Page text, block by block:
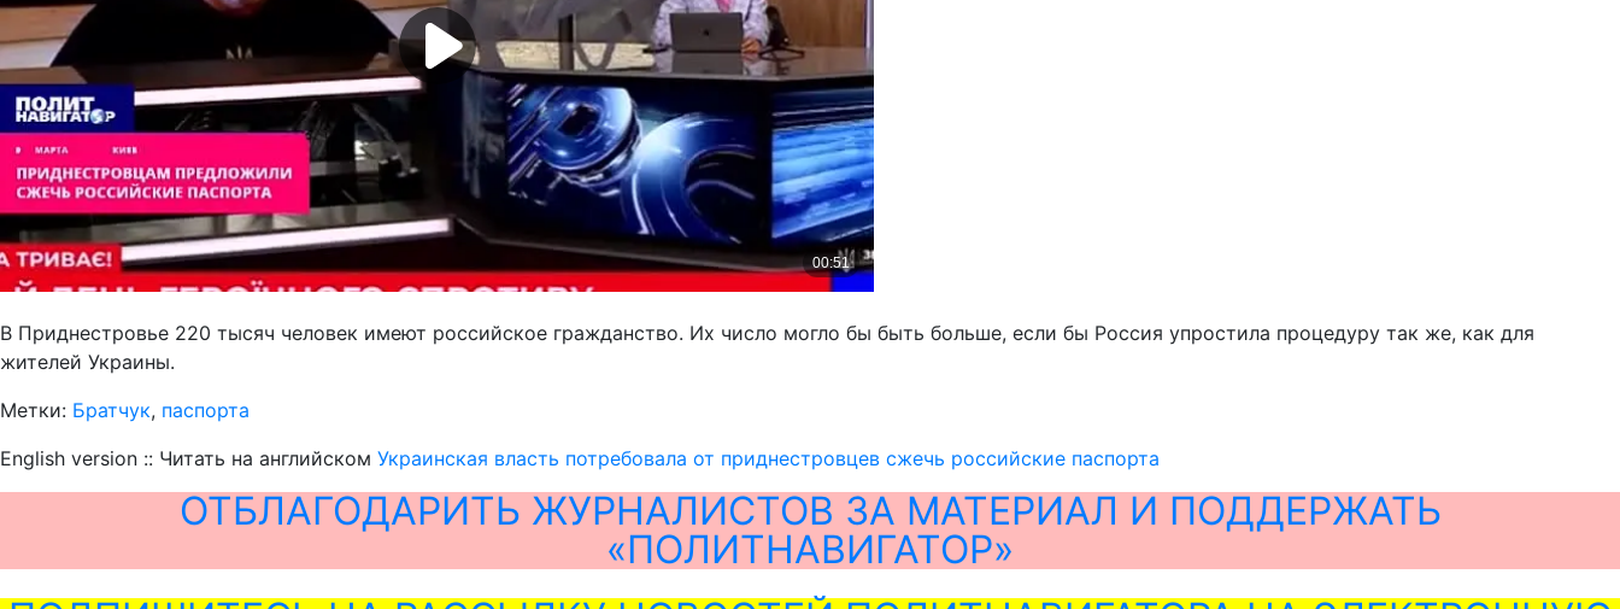
В Приднестровье 220 тысяч человек имеют российское гражданство. Их число могло бы быть больше, если бы Россия упростила процедуру так же, как для
жителей Украины.
Метки: Братчук, паспорта
English version :: Читать на английском Украинская власть потребовала от приднестровцев сжечь российские паспорта
ОТБЛАГОДАРИТЬ ЖУРНАЛИСТОВ ЗА МАТЕРИАЛ И ПОДДЕРЖАТЬ
«ПОЛИТНАВИГАТОР»